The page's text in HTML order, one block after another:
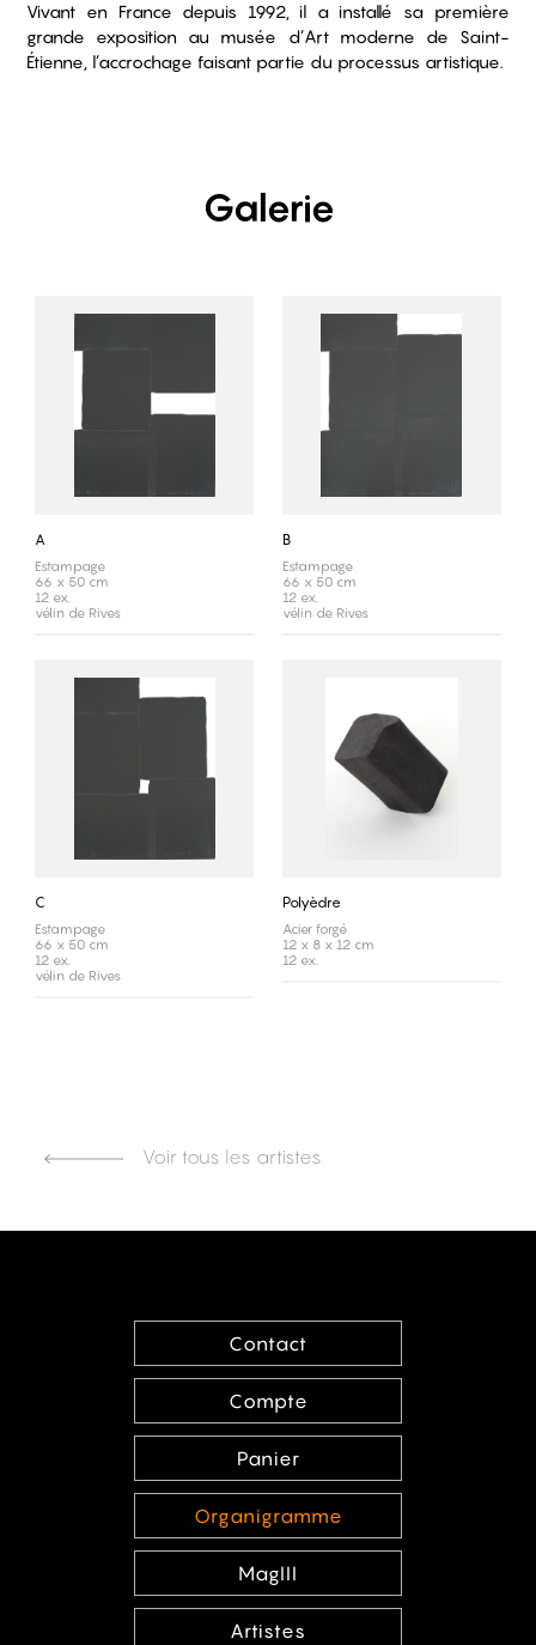
Vivant en France depuis 1992, il a installé sa première
grande exposition au musée d’Art moderne de Saint-
Étienne, l’accrochage faisant partie du processus artistique.
Galerie
A
Estampage
66 x 50 cm
12 ex.
vélin de Rives
B
Estampage
66 x 50 cm
12 ex.
vélin de Rives
C
Estampage
66 x 50 cm
12 ex.
vélin de Rives
Polyèdre
Acier forgé
12 x 8 x 12 cm
12 ex.
Voir tous les artistes
Contact
Compte
Panier
Organigramme
MagIII
Artistes